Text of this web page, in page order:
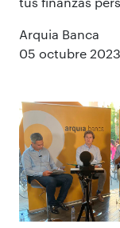
Arquia Banca
05 octubre 2023